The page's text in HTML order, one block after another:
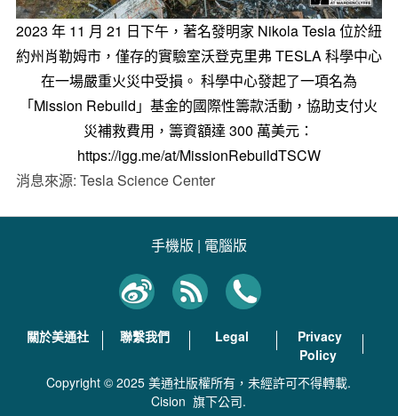
2023 年 11 月 21 日下午，著名發明家 Nikola Tesla 位於紐
約州肖勒姆市，僅存的實驗室沃登克里弗 TESLA 科學中心
在一場嚴重火災中受損。 科學中心發起了一項名為
「Mission Rebuild」基金的國際性籌款活動，協助支付火
災補救費用，籌資額達 300 萬美元：
https://igg.me/at/MissionRebuildTSCW
消息來源: Tesla Science Center
手機版 | 電腦版
關於美通社 聯繫我們 Legal
Privacy
Policy
Copyright © 2025 美通社版權所有，未經許可不得轉載.
Cision 旗下公司.